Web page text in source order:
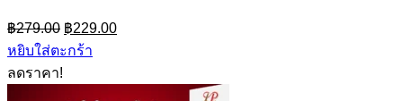
฿279.00 Original
price
was:
฿229.00Current
price
หยิบใส่ตะกร้า
ลดราคา!